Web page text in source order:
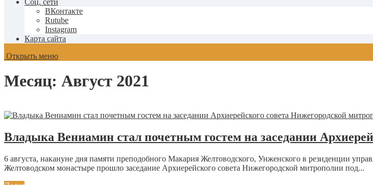
Соц. сети
ВКонтакте
Rutube
Instagram
Карта сайта
Открыть меню
Месяц: Август 2021
Владыка Вениамин стал почетным гостем на заседании
6 августа, накануне дня памяти преподобного Макария Желтоводского, Унженского в резиденции
Желтоводском монастыре прошло заседание Архиерейского совета Нижегородской митрополии под...